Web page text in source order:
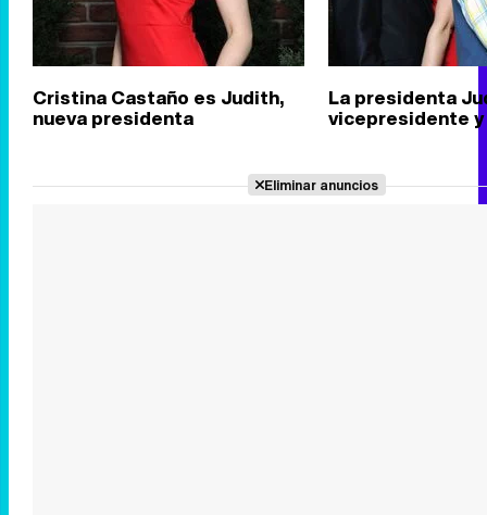
Cristina Castaño es Judith,
nueva presidenta
La presidenta
vicepresidente
Eliminar anuncios